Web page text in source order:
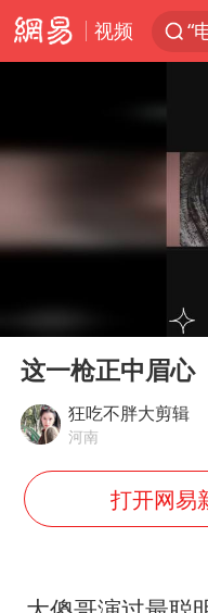
视频
Play
00:00
这一枪正中眉心
狂吃不胖大剪辑
河南
打开网易